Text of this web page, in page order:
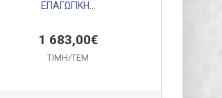
ΕΠΑΓΩΓΙΚΗ...
1 683,00€
ΤΙΜH/ΤΕΜ